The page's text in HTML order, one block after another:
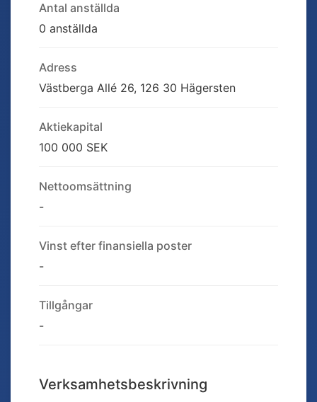
Antal anställda
0 anställda
Adress
Västberga Allé 26, 126 30 Hägersten
Aktiekapital
100 000 SEK
Nettoomsättning
-
Vinst efter finansiella poster
-
Tillgångar
-
Verksamhetsbeskrivning